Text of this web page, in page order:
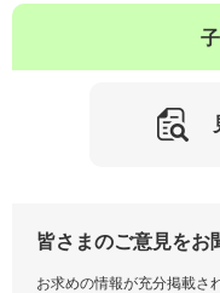
皆さまのご意見をお
お求めの情報が充分掲載さ